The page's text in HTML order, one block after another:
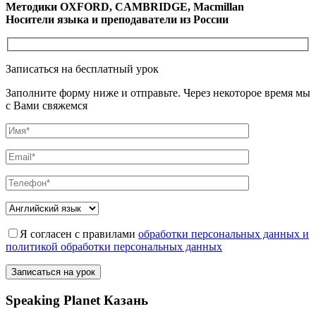
Методики OXFORD, CAMBRIDGE, Macmillan
Носители языка и преподаватели из России
Записаться на бесплатный урок
Заполните форму ниже и отправьте. Через некоторое время мы
с Вами свяжемся
Я согласен с правилами обработки персональных данных и
политикой обработки персональных данных
Speaking Planet Казань